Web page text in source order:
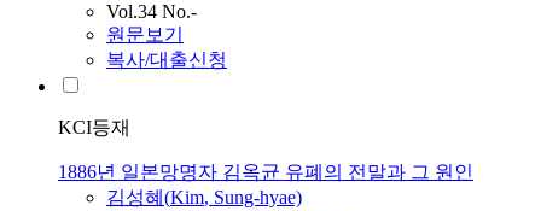
Vol.34 No.-
원문보기
복사/대출신청
KCI등재
1886년 일본망명자 김옥균 유폐의 전말과 그 원인
김성혜(Kim, Sung-hyae)